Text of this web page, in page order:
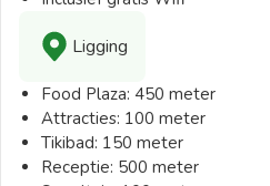
Ligging
Food Plaza: 450 meter
Attracties: 100 meter
Tikibad: 150 meter
Receptie: 500 meter